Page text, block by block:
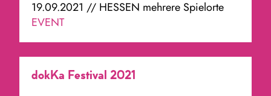
19.09.2021 // HESSEN mehrere Spielorte
EVENT
dokKa Festival 2021